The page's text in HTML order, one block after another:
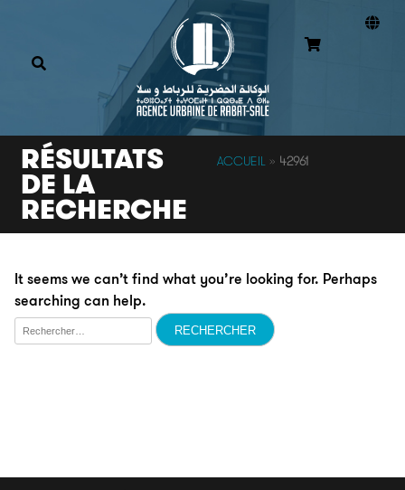
RÉSULTATS
DE LA
RECHERCHE
ACCUEIL » 42961
It seems we can’t find what you’re looking for. Perhaps
searching can help.
Rechercher :